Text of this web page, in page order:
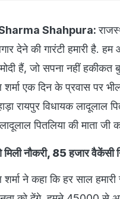
Shahpura:
देने की गारंटी हमारी है.
मोदी हैं, जो सपना नहीं
एक दिन के प्रवास पर
रायपुर विधायक लादूलाल
पितलिया की माता जी
नौकरी, 85 हजार वैकेंसी
ने कहा कि हर साल